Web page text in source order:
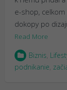
e-shop,
dokopy po
Read More
Biznis
podnikanie